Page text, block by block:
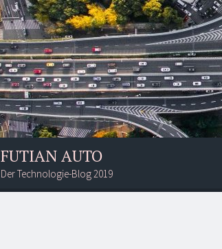
FUTIAN AUTO
Der Technologie-Blog 2019